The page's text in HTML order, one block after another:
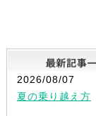
2026/08/07
夏の乗り越え方